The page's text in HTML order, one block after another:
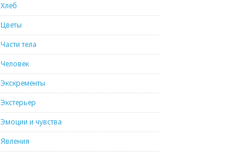
Хлеб
Цветы
Части тела
Человек
Экскременты
Экстерьер
Эмоции и чувства
Явления